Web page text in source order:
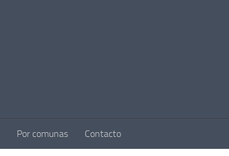
Por comunas Contacto